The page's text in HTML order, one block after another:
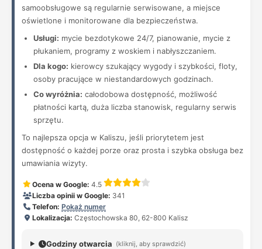
samoobsługowe są regularnie serwisowane, a miejsce
oświetlone i monitorowane dla bezpieczeństwa.
Usługi: mycie bezdotykowe 24/7, pianowanie, mycie z
płukaniem, programy z woskiem i nabłyszczaniem.
Dla kogo: kierowcy szukający wygody i szybkości, floty,
osoby pracujące w niestandardowych godzinach.
Co wyróżnia: całodobowa dostępność, możliwość
płatności kartą, duża liczba stanowisk, regularny serwis
sprzętu.
To najlepsza opcja w Kaliszu, jeśli priorytetem jest
dostępność o każdej porze oraz prosta i szybka obsługa bez
umawiania wizyty.
Ocena w Google: 4.5
Liczba opinii w Google: 341
Telefon: Pokaż numer
Lokalizacja: Częstochowska 80, 62-800 Kalisz
Godziny otwarcia (kliknij, aby sprawdzić)